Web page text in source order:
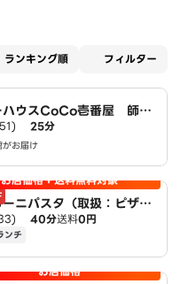
ランキング順 フィルター
ハウスCoCo壱番屋 師勝
）
25分
がお届け
お店価格＋送料無料対象
ニパスタ（取扱：ピザハ
古屋徳重店）
40分送料0円
ンチ
お店価格